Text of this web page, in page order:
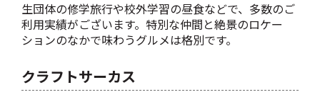
生団体の修学旅行や校外学習の昼食などで、多数のご
利用実績がございます。特別な仲間と絶景のロケー
ションのなかで味わうグルメは格別です。
クラフトサーカス